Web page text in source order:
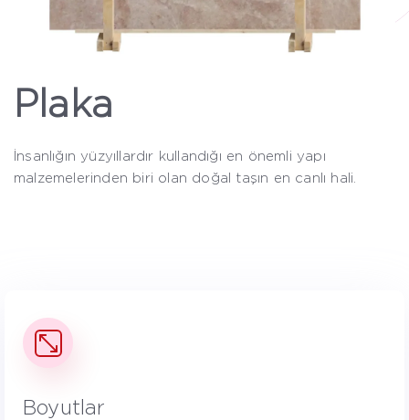
Plaka
İnsanlığın yüzyıllardır kullandığı en önemli yapı
malzemelerinden biri olan doğal taşın en canlı hali.
Boyutlar